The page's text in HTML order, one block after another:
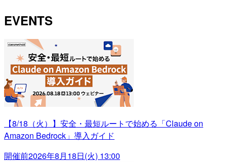
EVENTS
【8/18（火）】安全・最短ルートで始める「Claude on
Amazon Bedrock」導入ガイド
開催前2026年8月18日(火) 13:00